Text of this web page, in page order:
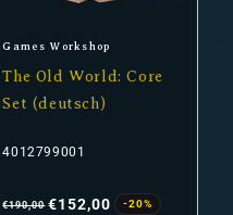
Anbieter:
Games Workshop
The Old World: Core
Set (deutsch)
4012799001
Preis
€190,00 €152,00
-20%